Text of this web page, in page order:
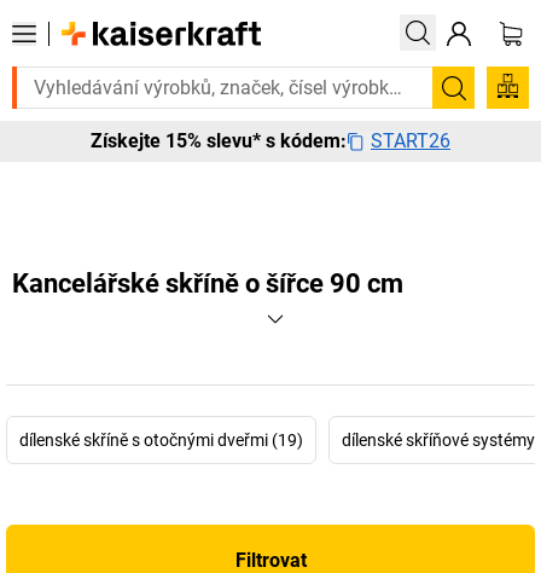
urgentně? Vybrané bestsellery doručíme do 72 hodin. Prohlédněte
Hledání
Získejte 15% slevu* s kódem: START26
Kancelářské skříně o šířce 90 cm
dílenské skříně s otočnými dveřmi (19) dílenské skříňové systémy
Filtrovat